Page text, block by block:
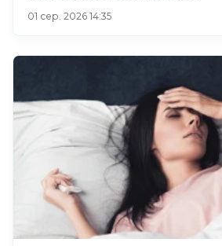
01 сер. 2026 14:35